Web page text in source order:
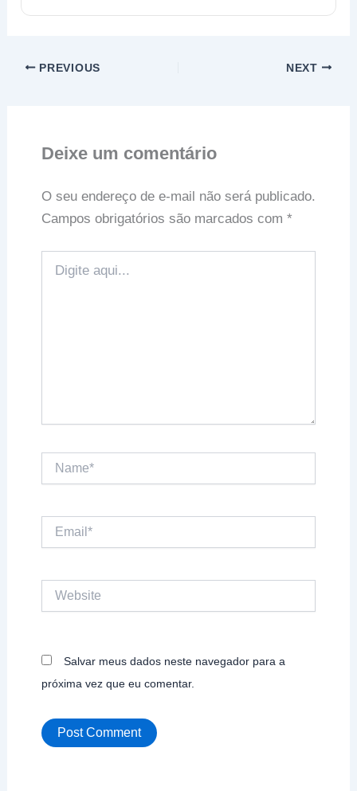
PREVIOUS NEXT
Deixe um comentário
O seu endereço de e-mail não será publicado.
Campos obrigatórios são marcados com *
aqui...
Salvar meus dados neste navegador para a
próxima vez que eu comentar.